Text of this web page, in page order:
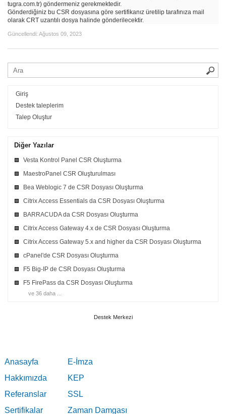
tugra.com.tr) göndermeniz gerekmektedir.
Gönderdiğiniz bu CSR dosyasına göre sertifikanız üretilip tarafınıza mail
olarak CRT uzantılı dosya halinde gönderilecektir.
Güncellendi: Ağustos 09, 2023
Giriş
Destek taleplerim
Talep Oluştur
Diğer Yazılar
Vesta Kontrol Panel CSR Oluşturma
MaestroPanel CSR Oluşturulması
Bea Weblogic 7 de CSR Dosyası Oluşturma
Citrix Access Essentials da CSR Dosyası Oluşturma
BARRACUDA da CSR Dosyası Oluşturma
Citrix Access Gateway 4.x de CSR Dosyası Oluşturma
Citrix Access Gateway 5.x and higher da CSR Dosyası Oluşturma
cPanel'de CSR Dosyası Oluşturma
F5 Big-IP de CSR Dosyası Oluşturma
F5 FirePass da CSR Dosyası Oluşturma
ve 36 daha ...
Destek Merkezi
Anasayfa
Hakkımızda
Referanslar
Sertifikalar
E-İmza
KEP
SSL
Zaman Damgası